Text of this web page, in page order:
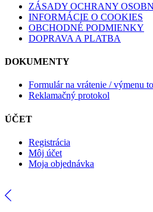
ZÁSADY OCHRANY
INFORMÁCIE O COOKIES
OBCHODNÉ PODMIENKY
DOPRAVA A PLATBA
DOKUMENTY
Formulár na vrátenie / výmenu
Reklamačný protokol
ÚČET
Registrácia
Môj účet
Moja objednávka